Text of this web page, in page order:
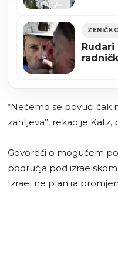
Rudari
“Nećemo se povući čak
zahtjeva”, rekao je Katz,
Govoreći o mogućem
područja pod
Izrael ne planira